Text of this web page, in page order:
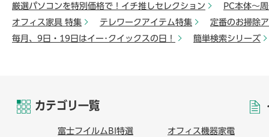
厳選パソコンを特別価格で！イチ推しセレクション
PC本体～
オフィス家具 特集
テレワークアイテム特集
定番のお掃除
毎月、9日・19日はイー･クイックスの日！
簡単検索シリーズ
カテゴリ一覧
富士フイルムBI特選
オフィス機器家電